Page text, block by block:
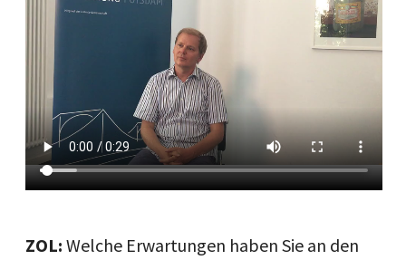
ZOL: Welche Erwartungen haben Sie an den